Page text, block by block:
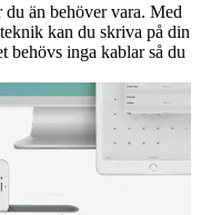
än behöver vara. Med
kan du skriva på din
behövs inga kablar så du